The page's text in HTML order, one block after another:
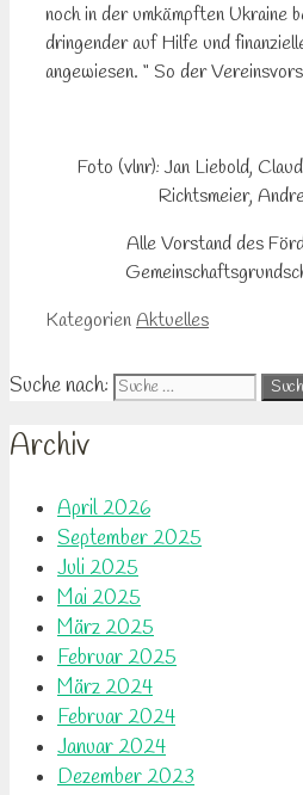
noch in der umkämpften Ukraine
dringender auf Hilfe und
angewiesen. “ So der
Foto (vlnr): Jan Liebold,
Richtsmeier,
Alle Vorstand des
KategorienAktuelles
Suche nach:
Archiv
April 2026
September 2025
Juli 2025
Mai 2025
März 2025
Februar 2025
März 2024
Februar 2024
Januar 2024
Dezember 2023